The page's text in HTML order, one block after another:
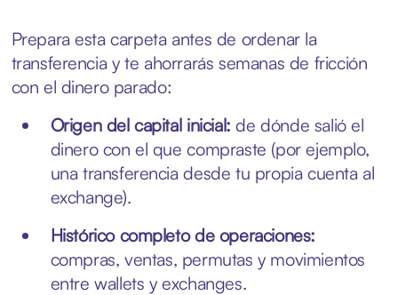
Prepara esta carpeta antes de ordenar la
transferencia y te ahorrarás semanas de fricción
con el dinero parado:
Origen del capital inicial: de dónde salió el
dinero con el que compraste (por ejemplo,
una transferencia desde tu propia cuenta al
exchange).
Histórico completo de operaciones:
compras, ventas, permutas y movimientos
entre wallets y exchanges.